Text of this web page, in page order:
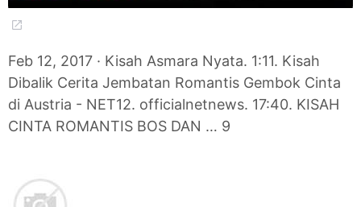
Feb 12, 2017 · Kisah Asmara Nyata. 1:11. Kisah
Dibalik Cerita Jembatan Romantis Gembok Cinta
di Austria - NET12. officialnetnews. 17:40. KISAH
CINTA ROMANTIS BOS DAN … 9